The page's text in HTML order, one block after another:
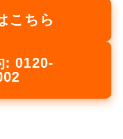
こちら
: 0120-